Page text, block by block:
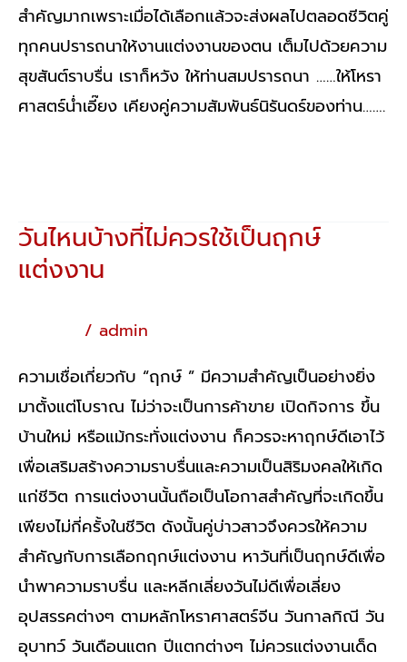
สำคัญมากเพราะเมื่อได้เลือกแล้วจะส่งผลไปตลอดชีวิตคู่
ทุกคนปรารถนาให้งานแต่งงานของตน เต็มไปด้วยความ
สุขสันต์ราบรื่น เราก็หวัง ให้ท่านสมปรารถนา ……ให้โหรา
ศาสตร์น่ำเอี๊ยง เคียงคู่ความสัมพันธ์นิรันดร์ของท่าน…….
วันไหนบ้างที่ไม่ควรใช้เป็นฤกษ์
แต่งงาน
/ admin
ความเชื่อเกี่ยวกับ “ฤกษ์ ” มีความสำคัญเป็นอย่างยิ่ง
มาตั้งแต่โบราณ ไม่ว่าจะเป็นการค้าขาย เปิดกิจการ ขึ้น
บ้านใหม่ หรือแม้กระทั่งแต่งงาน ก็ควรจะหาฤกษ์ดีเอาไว้
เพื่อเสริมสร้างความราบรื่นและความเป็นสิริมงคลให้เกิด
แก่ชีวิต การแต่งงานนั้นถือเป็นโอกาสสำคัญที่จะเกิดขึ้น
เพียงไม่กี่ครั้งในชีวิต ดังนั้นคู่บ่าวสาวจึงควรให้ความ
สำคัญกับการเลือกฤกษ์แต่งงาน หาวันที่เป็นฤกษ์ดีเพื่อ
นำพาความราบรื่น และหลีกเลี่ยงวันไม่ดีเพื่อเลี่ยง
อุปสรรคต่างๆ ตามหลักโหราศาสตร์จีน วันกาลกิณี วัน
อุบาทว์ วันเดือนแตก ปีแตกต่างๆ ไม่ควรแต่งงานเด็ด
วัน
ไหน
ควร
ใช้
เป็น
ฤกษ์
แต่งงาน